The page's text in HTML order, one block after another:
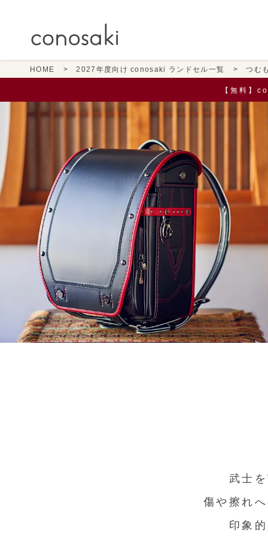
HOME 2027年度向け conosaki ランドセル一覧 つむ
【無料】
武士
傷や擦れ
印象